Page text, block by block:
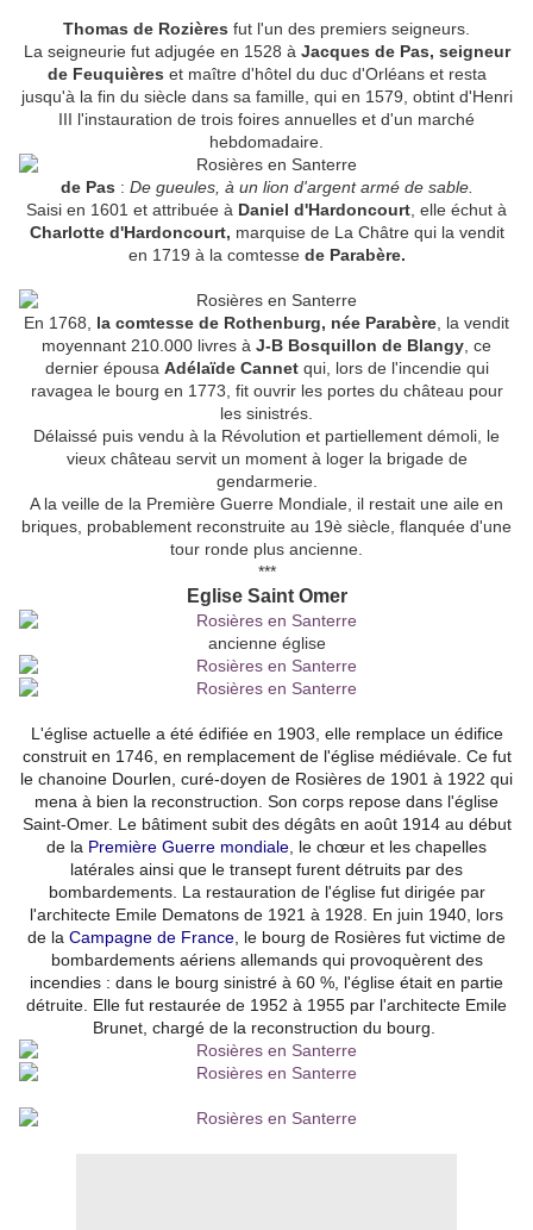
Thomas de Rozières fut l'un des premiers seigneurs.
La seigneurie fut adjugée en 1528 à Jacques de Pas, seigneur
de Feuquières et maître d'hôtel du duc d'Orléans et resta
jusqu'à la fin du siècle dans sa famille, qui en 1579, obtint d'Henri
III l'instauration de trois foires annuelles et d'un marché
hebdomadaire.
de Pas : De gueules, à un lion d'argent armé de sable.
Saisi en 1601 et attribuée à Daniel d'Hardoncourt , elle échut à
Charlotte d'Hardoncourt, marquise de La Châtre qui la vendit
en 1719 à la comtesse de Parabère.
En 1768, la comtesse de Rothenburg, née Parabère , la vendit
moyennant 210.000 livres à J-B Bosquillon de Blangy , ce
dernier épousa Adélaïde Cannetqui, lors de l'incendie qui
ravagea le bourg en 1773, fit ouvrir les portes du château pour
les sinistrés.
Délaissé puis vendu à la Révolution et partiellement démoli, le
vieux château servit un moment à loger la brigade de
gendarmerie.
A la veille de la Première Guerre Mondiale, il restait une aile en
briques, probablement reconstruite au 19è siècle, flanquée d'une
tour ronde plus ancienne.
***
Eglise Saint Omer
ancienne église
L'église actuelle a été édifiée en 1903, elle remplace un édifice
construit en 1746, en remplacement de l'église médiévale. Ce fut
le chanoine Dourlen, curé-doyen de Rosières de 1901 à 1922 qui
mena à bien la reconstruction. Son corps repose dans l'église
Saint-Omer. Le bâtiment subit des dégâts en août 1914 au début
de la Première Guerre mondiale , le chœur et les chapelles
latérales ainsi que le transept furent détruits par des
bombardements. La restauration de l'église fut dirigée par
l'architecte Emile Dematons de 1921 à 1928. En juin 1940, lors
de la Campagne de France , le bourg de Rosières fut victime de
bombardements aériens allemands qui provoquèrent des
incendies : dans le bourg sinistré à 60 %, l'église était en partie
détruite. Elle fut restaurée de 1952 à 1955 par l'architecte Emile
Brunet, chargé de la reconstruction du bourg.